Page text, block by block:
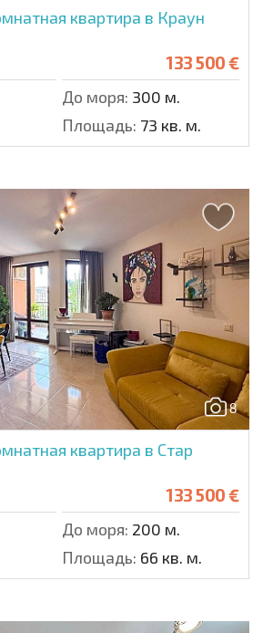
квартира в Краун
133 500 €
До моря: 300 м.
Площадь: 73 кв. м.
8
квартира в Стар
133 500 €
До моря: 200 м.
Площадь: 66 кв. м.